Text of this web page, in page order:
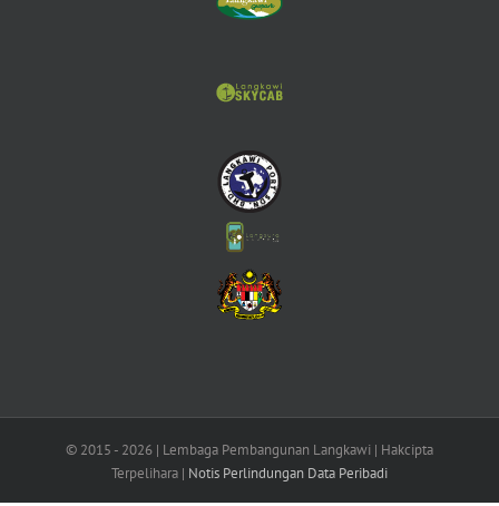
© 2015 - 2026 | Lembaga Pembangunan Langkawi | Hakcipta
Terpelihara | Notis Perlindungan Data Peribadi